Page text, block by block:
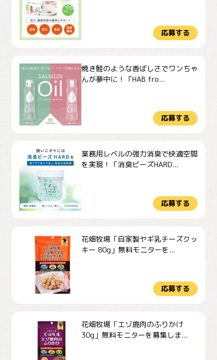
応募する
焼き鮭のような香ばしさでワンちゃ
んが夢中に！「HAB fro...
応募する
業務用レベルの強力消臭で快適空間
を実現！「消臭ビーズHARD...
応募する
花畑牧場「自家製ヤギ乳チーズクッ
キー 80g」無料モニターを...
応募する
花畑牧場「エゾ鹿肉のふりかけ
30g」無料モニターを募集しま...